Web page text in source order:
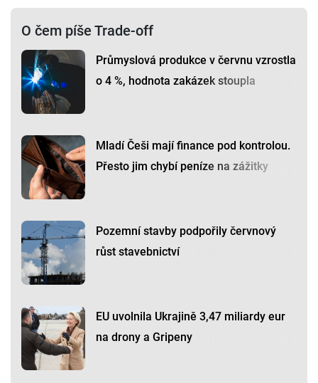
O čem píše Trade-off
Průmyslová produkce v červnu vzrostla
o 4 %, hodnota zakázek stoupla
Mladí Češi mají finance pod kontrolou.
Přesto jim chybí peníze na zážitky
Pozemní stavby podpořily červnový
růst stavebnictví
EU uvolnila Ukrajině 3,47 miliardy eur
na drony a Gripeny